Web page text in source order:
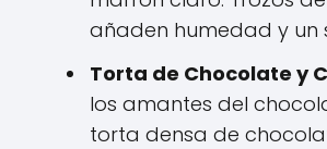
añaden humedad y un
Torta de Chocolate y
los amantes del
torta densa de